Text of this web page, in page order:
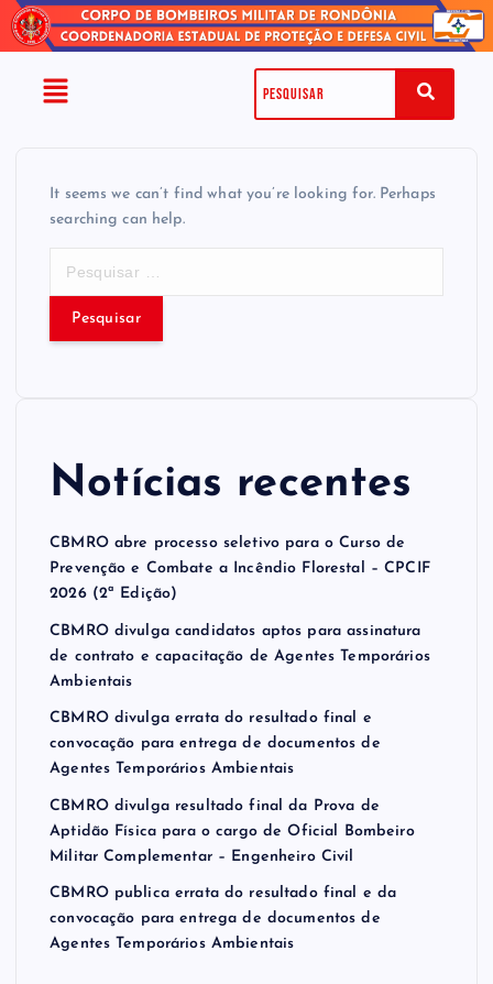
It seems we can’t find what you’re looking for. Perhaps
searching can help.
Notícias recentes
CBMRO abre processo seletivo para o Curso de
Prevenção e Combate a Incêndio Florestal – CPCIF
2026 (2ª Edição)
CBMRO divulga candidatos aptos para assinatura
de contrato e capacitação de Agentes Temporários
Ambientais
CBMRO divulga errata do resultado final e
convocação para entrega de documentos de
Agentes Temporários Ambientais
CBMRO divulga resultado final da Prova de
Aptidão Física para o cargo de Oficial Bombeiro
Militar Complementar – Engenheiro Civil
CBMRO publica errata do resultado final e da
convocação para entrega de documentos de
Agentes Temporários Ambientais